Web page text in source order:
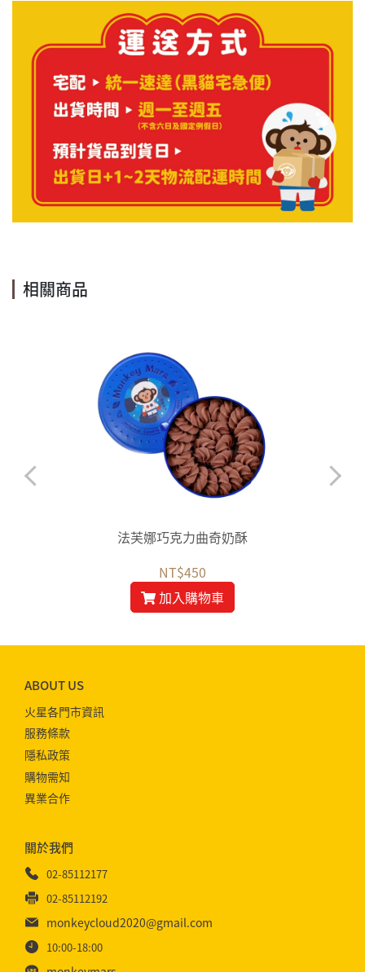
相關商品
法芙娜巧克力曲奇奶酥
NT$450
加入購物車
關於我們
02-85112177
02-85112192
monkeycloud2020@gmail.com
10:00-18:00
ABOUT US
火星各門市資訊
服務條款
隱私政策
購物需知
異業合作